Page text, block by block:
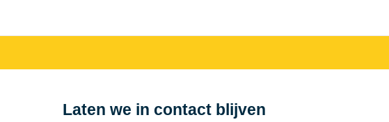
Laten we in contact blijven